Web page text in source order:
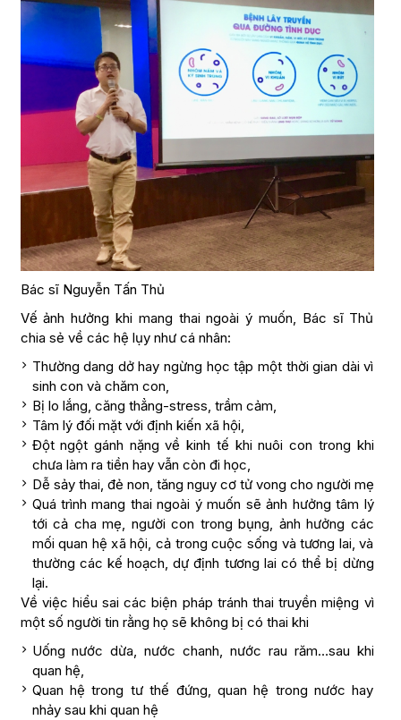
Bác sĩ Nguyễn Tấn Thủ
Vế ảnh hưởng khi mang thai ngoài ý muốn, Bác sĩ Thủ
chia sẻ về các hệ lụy như cá nhân:
Thường dang dở hay ngừng học tập một thời gian dài vì
sinh con và chăm con,
Bị lo lắng, căng thẳng-stress, trầm cảm,
Tâm lý đối mặt với định kiến xã hội,
Đột ngột gánh nặng về kinh tế khi nuôi con trong khi
chưa làm ra tiền hay vẫn còn đi học,
Dễ sảy thai, đẻ non, tăng nguy cơ tử vong cho người mẹ
Quá trình mang thai ngoài ý muốn sẽ ảnh hưởng tâm lý
tới cả cha mẹ, người con trong bụng, ảnh hưởng các
mối quan hệ xã hội, cả trong cuộc sống và tương lai, và
thường các kế hoạch, dự định tương lai có thể bị dừng
lại.
Về việc hiểu sai các biện pháp tránh thai truyền miệng vì
một số người tin rằng họ sẽ không bị có thai khi
Uống nước dừa, nước chanh, nước rau răm…sau khi
quan hệ,
Quan hệ trong tư thế đứng, quan hệ trong nước hay
nhảy sau khi quan hệ